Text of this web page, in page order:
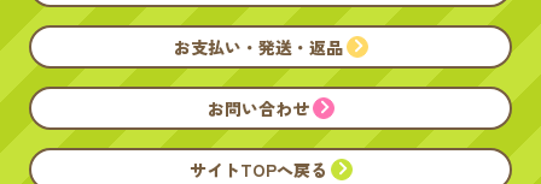
お支払い・発送・返品
お問い合わせ
サイトTOPへ戻る